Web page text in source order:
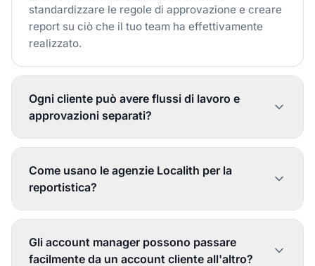
standardizzare le regole di approvazione e creare
report su ciò che il tuo team ha effettivamente
realizzato.
Ogni cliente può avere flussi di lavoro e
approvazioni separati?
Sì. Ogni cliente può avere la propria
recensioni, le regole di pubblicazione e la titolarità
dell'account. Questo conta quando un cliente
vuole il controllo totale mentre un altro preferisce
Come usano le agenzie Localith per la
reportistica?
Le agenzie usano Localith per riunire la copertura
delle schede, l'andamento della SEO locale e lo
Gli account manager possono passare
facilmente da un account cliente all'altro?